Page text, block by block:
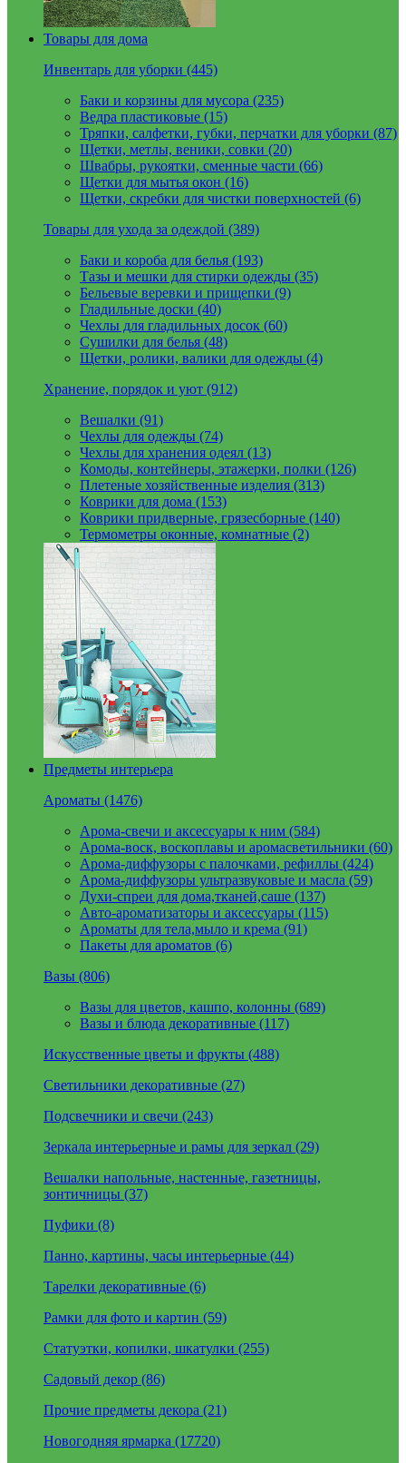
Товары для дома
Инвентарь для уборки (445)
Баки и корзины для мусора (235)
Ведра пластиковые (15)
Тряпки, салфетки, губки, перчатки для уборки (87)
Щетки, метлы, веники, совки (20)
Швабры, рукоятки, сменные части (66)
Щетки для мытья окон (16)
Щетки, скребки для чистки поверхностей (6)
Товары для ухода за одеждой (389)
Баки и короба для белья (193)
Тазы и мешки для стирки одежды (35)
Бельевые веревки и прищепки (9)
Гладильные доски (40)
Чехлы для гладильных досок (60)
Сушилки для белья (48)
Щетки, ролики, валики для одежды (4)
Хранение, порядок и уют (912)
Вешалки (91)
Чехлы для одежды (74)
Чехлы для хранения одеял (13)
Комоды, контейнеры, этажерки, полки (126)
Плетеные хозяйственные изделия (313)
Коврики для дома (153)
Коврики придверные, грязесборные (140)
Термометры оконные, комнатные (2)
Предметы интерьера
Ароматы (1476)
Арома-свечи и аксессуары к ним (584)
Арома-воск, воскоплавы и аромасветильники (60)
Арома-диффузоры с палочками, рефиллы (424)
Арома-диффузоры ультразвуковые и масла (59)
Духи-спреи для дома,тканей,саше (137)
Авто-ароматизаторы и аксессуары (115)
Ароматы для тела,мыло и крема (91)
Пакеты для ароматов (6)
Вазы (806)
Вазы для цветов, кашпо, колонны (689)
Вазы и блюда декоративные (117)
Искусственные цветы и фрукты (488)
Светильники декоративные (27)
Подсвечники и свечи (243)
Зеркала интерьерные и рамы для зеркал (29)
Вешалки напольные, настенные, газетницы,
зонтичницы (37)
Пуфики (8)
Панно, картины, часы интерьерные (44)
Тарелки декоративные (6)
Рамки для фото и картин (59)
Статуэтки, копилки, шкатулки (255)
Садовый декор (86)
Прочие предметы декора (21)
Новогодняя ярмарка (17720)